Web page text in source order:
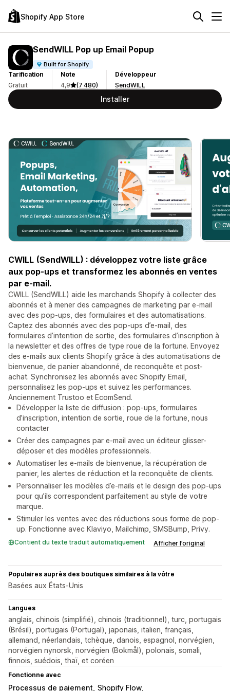
Shopify App Store
SendWILL Pop up Email Popup
Built for Shopify
Tarification
Gratuit
Note
4,9
(7 480)
Développeur
SendWILL
Installer
CWILL (SendWILL) : développez votre liste grâce
aux pop-ups et transformez les abonnés en ventes
par e-mail.
CWILL (SendWILL) aide les marchands Shopify à collecter des
abonnés et à mener des campagnes de marketing par e-mail
avec des pop-ups, des formulaires et des automatisations.
Captez des abonnés avec des pop-ups d’e-mail, des
formulaires d’intention de sortie, des formulaires d’inscription à
la newsletter et des offres de type roue de la fortune. Envoyez
des e-mails aux clients Shopify grâce à des automatisations de
bienvenue, de panier abandonné, de reconquête et post-
achat. Synchronisez les abonnés avec Shopify Email,
personnalisez les pop-ups et suivez les performances.
Anciennement Trustoo et EcomSend.
Développer la liste de diffusion : pop-ups, formulaires
d’inscription, intention de sortie, roue de la fortune, nous
contacter
Créer des campagnes par e-mail avec un éditeur glisser-
déposer et des modèles professionnels.
Automatiser les e-mails de bienvenue, la récupération de
panier, les alertes de réduction et la reconquête de clients.
Personnaliser les modèles d’e-mails et le design des pop-ups
pour qu’ils correspondent parfaitement au style de votre
marque.
Stimuler les ventes avec des réductions sous forme de pop-
up. Fonctionne avec Klaviyo, Mailchimp, SMSBump, Privy.
Contient du texte traduit automatiquement Afficher l’original
Populaires auprès des boutiques similaires à la vôtre
Basées aux États-Unis
Langues
anglais, chinois (simplifié), chinois (traditionnel), turc, portugais
(Brésil), portugais (Portugal), japonais, italien, français,
allemand, néerlandais, tchèque, danois, espagnol, norvégien,
norvégien nynorsk, norvégien (Bokmål), polonais, somali,
finnois, suédois, thaï, et coréen
Fonctionne avec
Processus de paiement Shopify Flow